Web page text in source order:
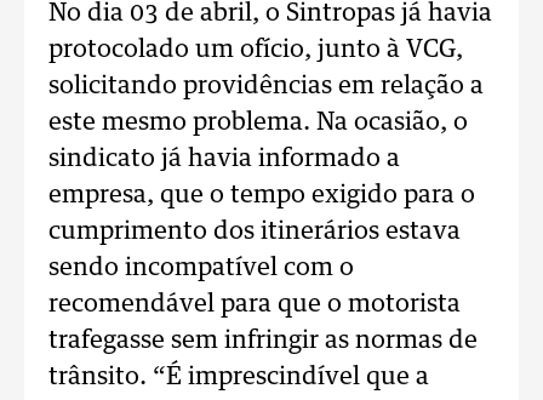
No dia 03 de abril, o Sintropas já havia
protocolado um ofício, junto à VCG,
solicitando providências em relação a
este mesmo problema. Na ocasião, o
sindicato já havia informado a
empresa, que o tempo exigido para o
cumprimento dos itinerários estava
sendo incompatível com o
recomendável para que o motorista
trafegasse sem infringir as normas de
trânsito. “É imprescindível que a